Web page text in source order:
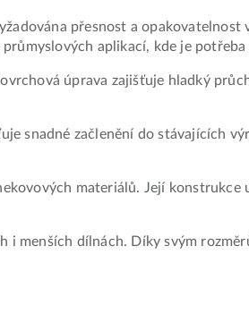
přesnost a
aplikací, kde je
úprava zajišťuje hladký
snadné začlenění do stávajících
materiálů. Její konstrukce
menších dílnách. Díky svým